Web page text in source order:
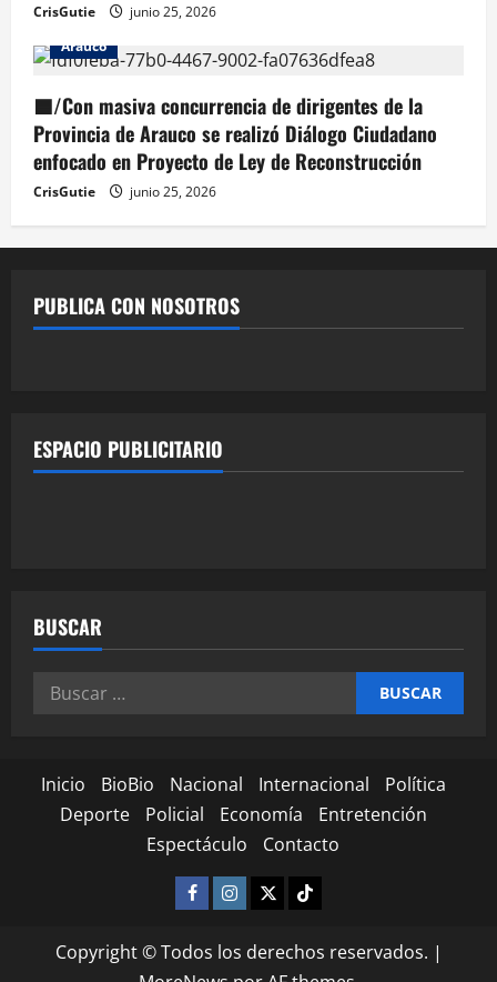
CrisGutie
junio 25, 2026
Arauco
🟦/Con masiva concurrencia de dirigentes de la
Provincia de Arauco se realizó Diálogo Ciudadano
enfocado en Proyecto de Ley de Reconstrucción
CrisGutie junio 25, 2026
PUBLICA CON NOSOTROS
ESPACIO PUBLICITARIO
BUSCAR
Inicio BioBio Nacional Internacional
Política
Deporte
Policial Economía
Entretención
Espectáculo
Contacto
Copyright © Todos los derechos reservados. |